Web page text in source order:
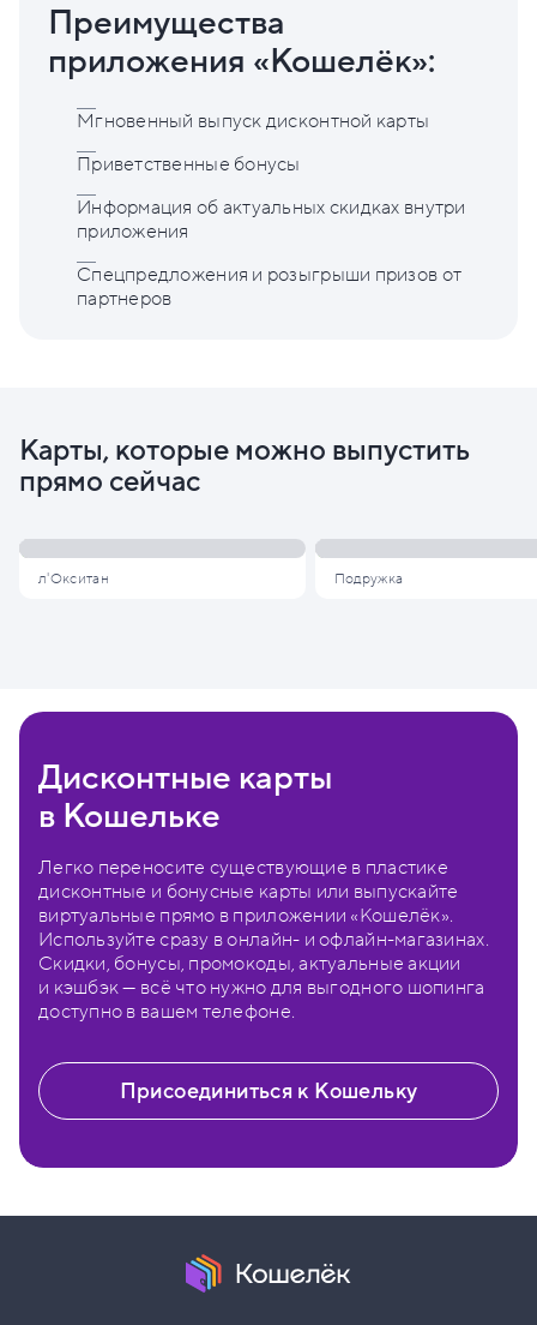
Преимущества
приложения «Кошелёк»:
Мгновенный выпуск дисконтной карты
Приветственные бонусы
Информация об актуальных скидках внутри
приложения
Спецпредложения и розыгрыши призов от
партнеров
Карты, которые можно выпустить
прямо сейчас
л'Окситан Подружка
Дисконтные карты
в Кошельке
Легко переносите существующие в пластике
дисконтные и бонусные карты или выпускайте
виртуальные прямо в приложении «Кошелёк».
Используйте сразу в онлайн- и офлайн-магазинах.
Скидки, бонусы, промокоды, актуальные акции
и кэшбэк — всё что нужно для выгодного шопинга
доступно в вашем телефоне.
Присоединиться к Кошельку